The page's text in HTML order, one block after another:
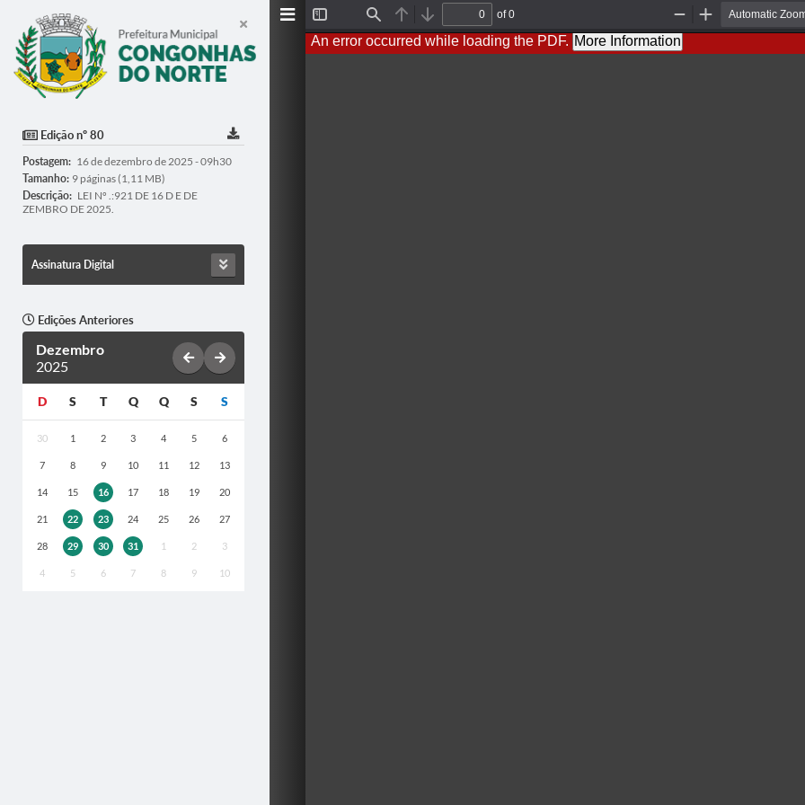
Edição nº 80
Postagem: 16 de dezembro de 2025 - 09h30
Tamanho: 9 páginas (1,11 MB)
Descrição: LEI Nº .:921 DE 16 D E DE
ZEMBRO DE 2025.
Assinatura Digital
Edições Anteriores
Dezembro
2025
D S T Q Q S S
30 1 2 3 4 5 6
7 8 9 10 11 12 13
14 15 16 17 18 19 20
21 22 23 24 25 26 27
28 29 30 31 1 2 3
4 5 6 7 8 9 10
Sidebar
Find Previous
Next
of 0
Out
An error occurred while loading the PDF. More Information